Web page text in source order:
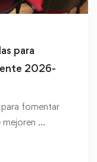
para
2026-
fomentar
mejoren …